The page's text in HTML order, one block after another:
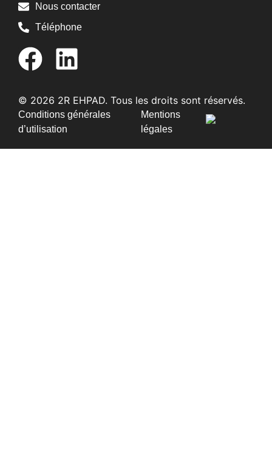
Nous contacter
Téléphone
© 2026 2R EHPAD. Tous les droits sont réservés.
Conditions générales
d’utilisation
Mentions
légales